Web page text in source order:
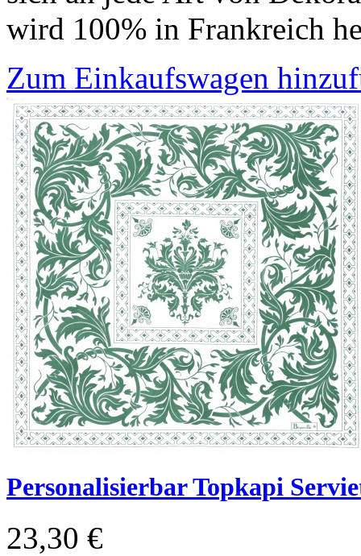
wird 100% in Frankreich
Zum Einkaufswagen
Personalisierbar Topkapi
23,30 €